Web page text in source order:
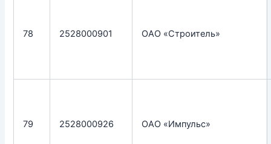
78 2528000901 ОАО «Строитель»
79 2528000926 ОАО «Импульс»